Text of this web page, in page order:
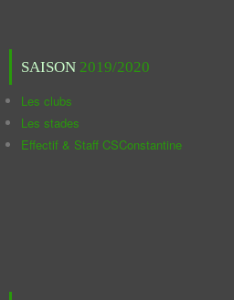
SAISON 2019/2020
Les clubs
Les stades
Effectif & Staff CSConstantine